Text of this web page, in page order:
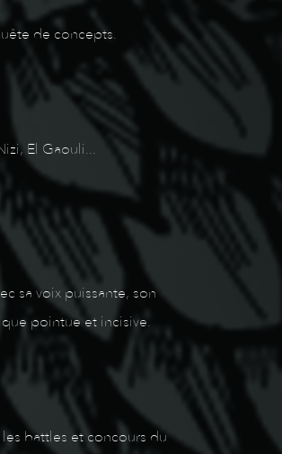
de concepts.
El Gaouli...
sa voix puissante, son
pointue et incisive.
battles et concours du